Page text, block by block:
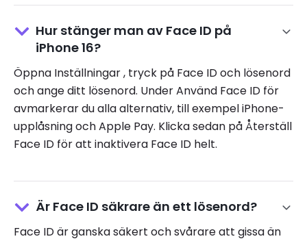
Hur stänger man av Face ID på
iPhone 16?
Öppna Inställningar , tryck på Face ID och lösenord
och ange ditt lösenord. Under Använd Face ID för
avmarkerar du alla alternativ, till exempel iPhone-
upplåsning och Apple Pay. Klicka sedan på Återställ
Face ID för att inaktivera Face ID helt.
Är Face ID säkrare än ett lösenord?
Face ID är ganska säkert och svårare att gissa än